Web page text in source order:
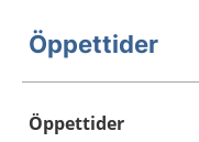
Öppettider
Öppettider